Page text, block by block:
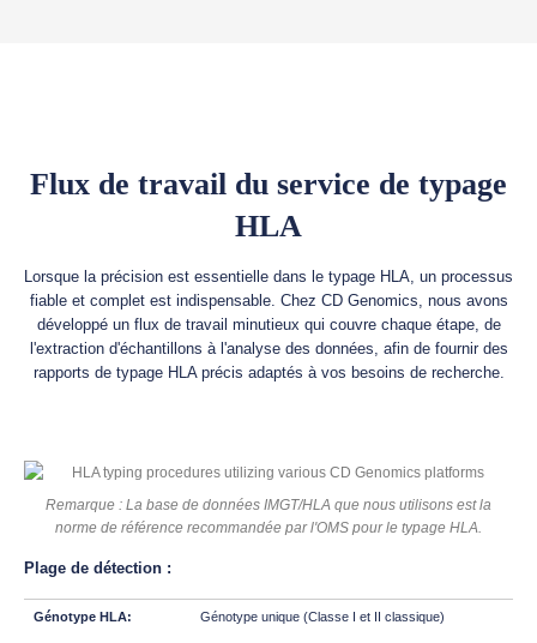
Flux de travail du service de typage
HLA
Lorsque la précision est essentielle dans le typage HLA, un processus
fiable et complet est indispensable. Chez CD Genomics, nous avons
développé un flux de travail minutieux qui couvre chaque étape, de
l'extraction d'échantillons à l'analyse des données, afin de fournir des
rapports de typage HLA précis adaptés à vos besoins de recherche.
Remarque : La base de données IMGT/HLA que nous utilisons est la
norme de référence recommandée par l'OMS pour le typage HLA.
Plage de détection :
Génotype unique (Classe I et II classique)